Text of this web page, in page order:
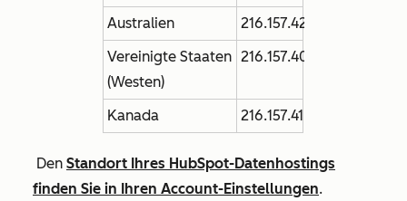
Australien
216.157.42.32/27
Vereinigte Staaten
(Westen)
216.157.40.32/27
Kanada 216.157.41.32/27
Den Standort Ihres HubSpot-Datenhostings
finden Sie in Ihren Account-Einstellungen.